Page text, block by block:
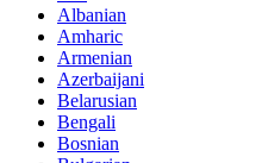
Albanian
Amharic
Armenian
Azerbaijani
Belarusian
Bengali
Bosnian